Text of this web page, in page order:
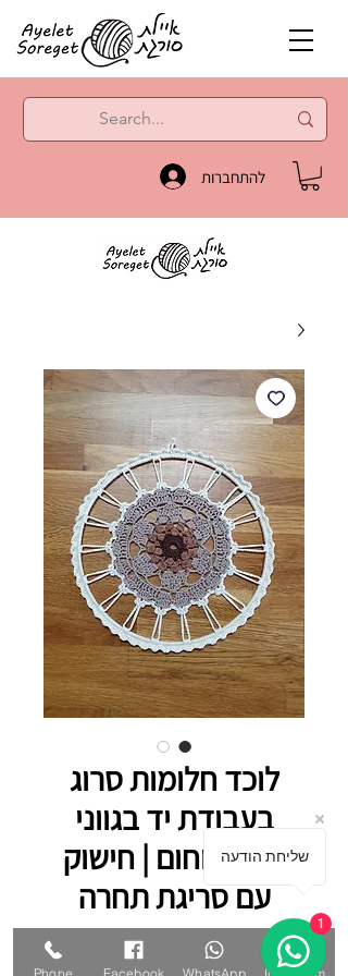
להתחברות
לוכד חלומות סרוג
בעבודת יד בגווני
שמנת וחום | חישוק
עם סריגת תחרה
מחיר רגילמחיר
Phone Facebook WhatsApp Instagram
שליחת הודעה
1